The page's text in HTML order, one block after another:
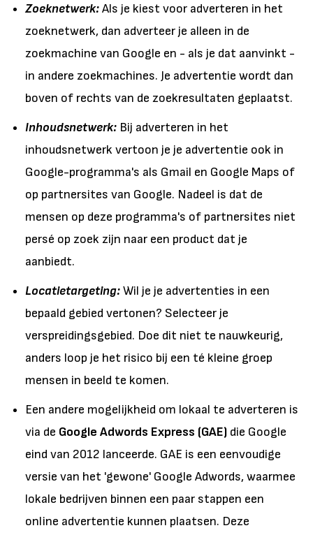
Zoeknetwerk:Als je kiest voor adverteren in het
zoeknetwerk, dan adverteer je alleen in de
zoekmachine van Google en - als je dat aanvinkt -
in andere zoekmachines. Je advertentie wordt dan
boven of rechts van de zoekresultaten geplaatst.
Inhoudsnetwerk: Bij adverteren in het
inhoudsnetwerk vertoon je je advertentie ook in
Google-programma's als Gmail en Google Maps of
op partnersites van Google. Nadeel is dat de
mensen op deze programma's of partnersites niet
persé op zoek zijn naar een product dat je
aanbiedt.
Locatietargeting:Wil je je advertenties in een
bepaald gebied vertonen? Selecteer je
verspreidingsgebied. Doe dit niet te nauwkeurig,
anders loop je het risico bij een té kleine groep
mensen in beeld te komen.
Een andere mogelijkheid om lokaal te adverteren is
via de Google Adwords Express (GAE) die Google
eind van 2012 lanceerde. GAE is een eenvoudige
versie van het 'gewone' Google Adwords, waarmee
lokale bedrijven binnen een paar stappen een
online advertentie kunnen plaatsen. Deze